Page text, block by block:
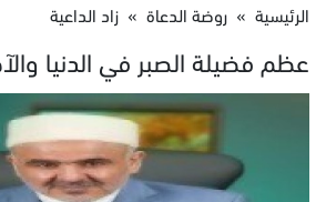
الرئيسية » روضة الدعاة » زاد الداعية
عظم فضيلة الصبر في الدنيا